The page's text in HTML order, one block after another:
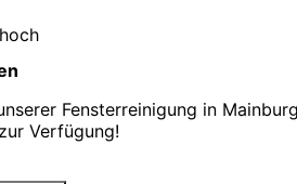
Fensterreinigung in
Verfügung!